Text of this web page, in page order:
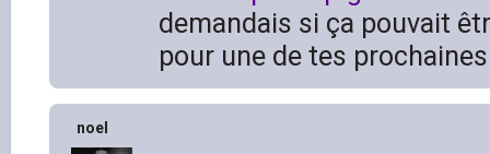
demandais si ça pouvait
pour une de tes
noel